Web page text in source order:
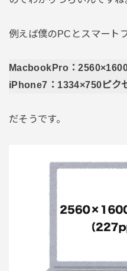
例えば僕のPCとスマート
MacbookPro：
iPhone7：1334×750ピク
だそうです。